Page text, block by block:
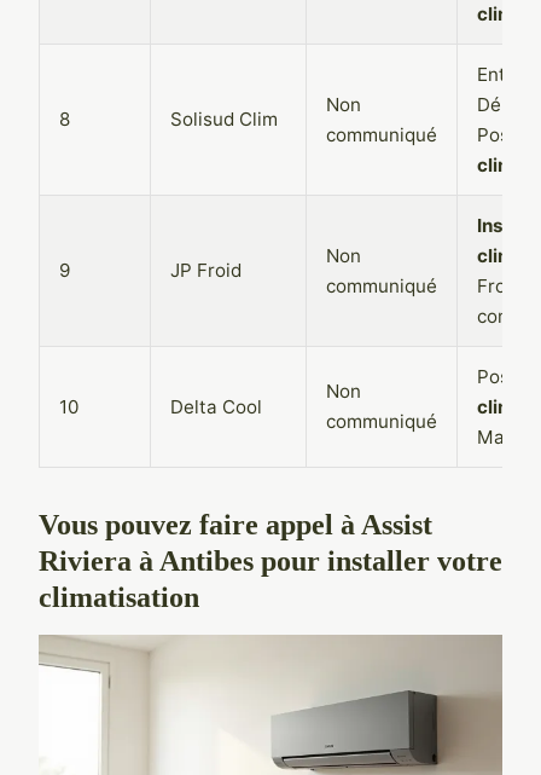
8 Solisud Clim
Non
communiqué
Pose
9 JP Froid
Non
communiqué
Froid
10 Delta Cool
Non
communiqué
Pose
Vous pouvez faire appel à Assist
Riviera à Antibes pour installer votre
climatisation